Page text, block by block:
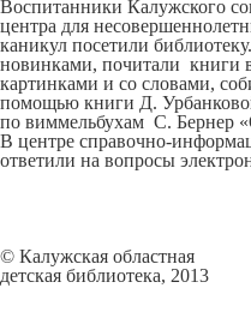
Воспитанники Калужского
центра для
каникул посетили
новинками, почитали книги
картинками и со словами,
помощью книги Д.
по виммельбухам С. Бернер
В центре справочно-
ответили на вопросы
© Калужская областная
детская библиотека, 2013